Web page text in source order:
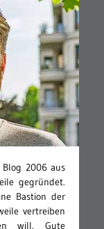
2006 aus
gegründet.
Bastion der
vertreiben
will. Gute